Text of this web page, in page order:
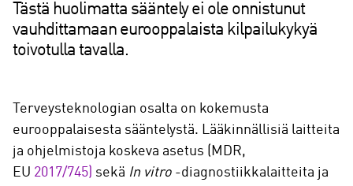
Tästä huolimatta sääntely ei ole onnistunut
vauhdittamaan eurooppalaista kilpailukykyä
toivotulla tavalla.
Terveysteknologian osalta on kokemusta
eurooppalaisesta sääntelystä. Lääkinnällisiä laitteita
ja ohjelmistoja koskeva asetus (MDR,
EU 2017/745) sekä In vitro -diagnostiikkalaitteita ja